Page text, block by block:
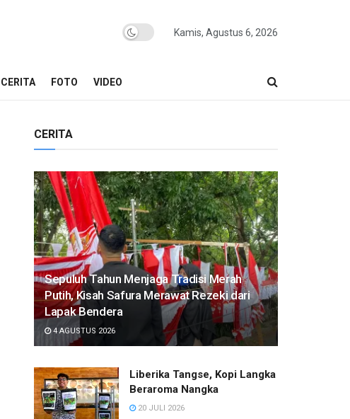
Kamis, Agustus 6, 2026
CERITA FOTO VIDEO
CERITA
Sepuluh Tahun Menjaga Tradisi Merah
Putih, Kisah Safura Merawat Rezeki dari
Lapak Bendera
4 AGUSTUS 2026
Liberika Tangse, Kopi Langka
Beraroma Nangka
20 JULI 2026